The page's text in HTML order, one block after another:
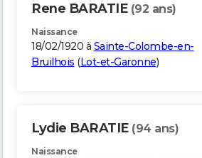
Rene BARATIE (92 ans)
Naissance
18/02/1920 à Sainte-Colombe-en-
Bruilhois (Lot-et-Garonne)
Lydie BARATIE (94 ans)
Naissance